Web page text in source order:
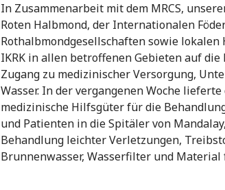
In Zusammenarbeit mit dem MRCS,
Roten Halbmond, der Internationalen
Rothalbmondgesellschaften sowie
IKRK in allen betroffenen Gebieten auf
Zugang zu medizinischer Versorgung,
Wasser. In der vergangenen Woche
medizinische Hilfsgüter für die
und Patienten in die Spitäler von
Behandlung leichter Verletzungen,
Brunnenwasser, Wasserfilter und